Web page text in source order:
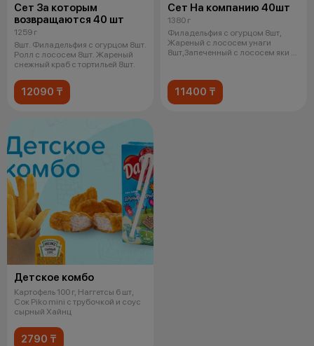
Сет За которым
возвращаются 40 шт
1259 г
8шт. Филадельфия с огурцом 8шт.
Ролл с лососем 8шт. Жареный
снежный краб с тортильей 8шт.
12090 ₸
Сет На компанию 40шт
1380 г
Филадельфия с огурцом 8шт,
Жареный с лососем унаги
8шт,Запеченный с лососем яки и
11400 ₸
Детское комбо
Картофель 100 г, Наггетсы 6 шт,
Сок Piko mini с трубочкой и соус
сырный Хайнц
2790 ₸